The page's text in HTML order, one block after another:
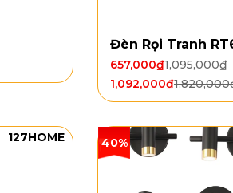
Đèn Rọi Tranh
1,095,000₫
657,000₫
1,820,000
1,092,000₫
127HOME 40%